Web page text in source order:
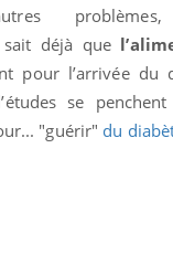
problèmes,
sait déjà que
pour l’arrivée du
se
"guérir" du